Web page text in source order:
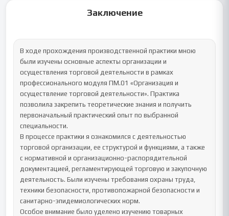
Заключение
В ходе прохождения производственной практики мною
были изучены основные аспекты организации и
осуществления торговой деятельности в рамках
профессионального модуля ПМ.01 «Организация и
осуществление торговой деятельности». Практика
позволила закрепить теоретические знания и получить
первоначальный практический опыт по выбранной
специальности.
В процессе практики я ознакомился с деятельностью
торговой организации, ее структурой и функциями, а также
с нормативной и организационно-распорядительной
документацией, регламентирующей торговую и закупочную
деятельность. Были изучены требования охраны труда,
техники безопасности, противопожарной безопасности и
санитарно-эпидемиологических норм.
Особое внимание было уделено изучению товарных